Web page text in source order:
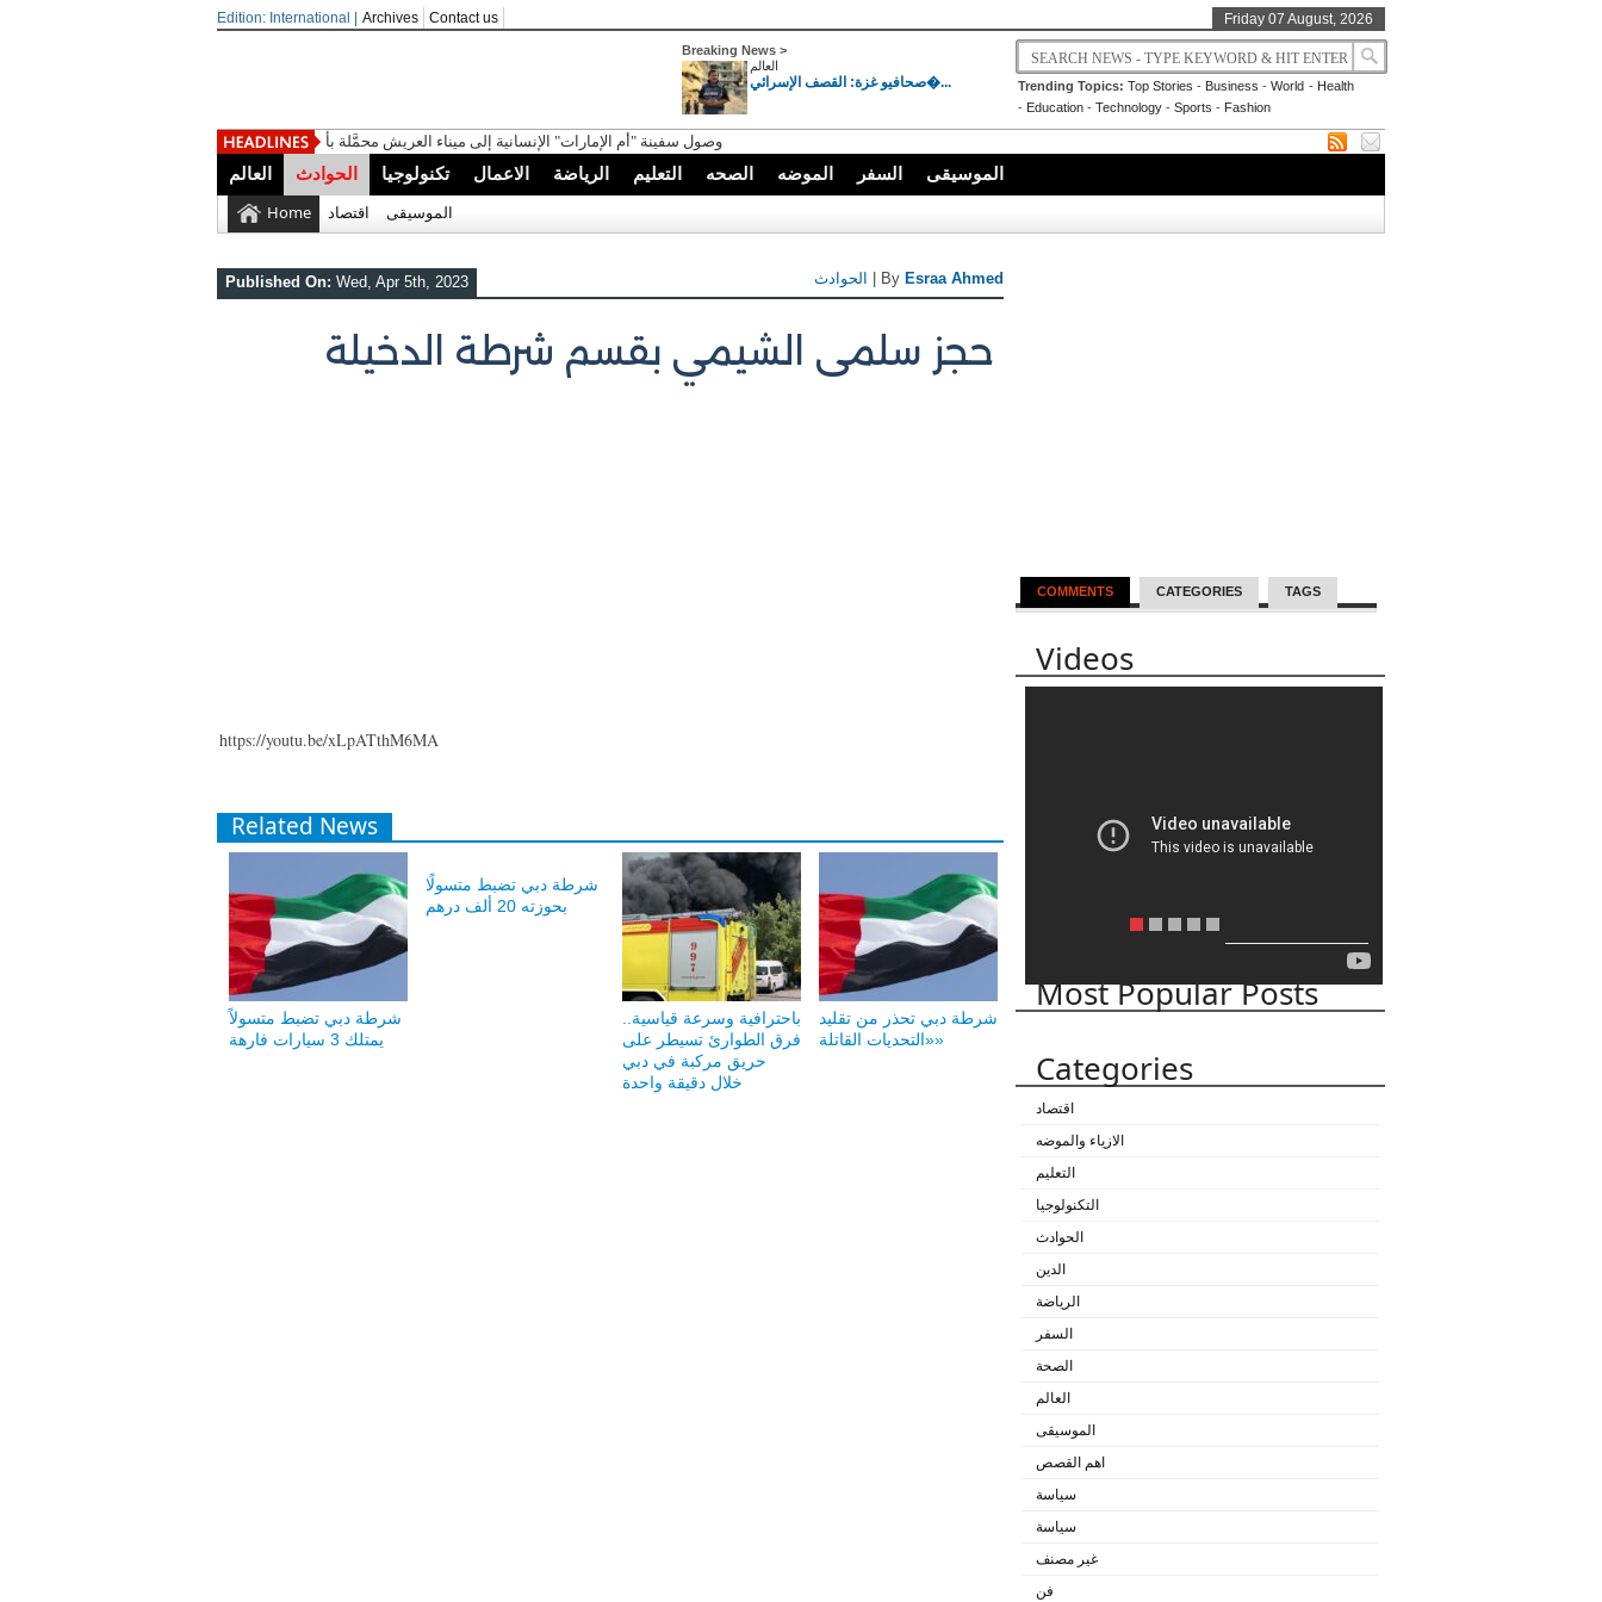
Edition: International | Archives Contact us Friday 07 August, 2026
Breaking News >
العالم
صحافيو غزة: القصف الإسرائي�... Trending Topics: Top Stories - Business -World - Health
- Education - Technology -Sports - Fashion
وصول سفينة "أم الإمارات" الإنسانية إلى ميناء العريش محمَّلة بأكثر من 7300
العالم الحوادث تكنولوجيا الاعمال الرياضة التعليم الصحه الموضه السفر الموسيقى
Home اقتصاد الموسيقى
Published On: Wed, Apr 5th, 2023 الحوادث | By Esraa Ahmed
حجز سلمى الشيمي بقسم شرطة الدخيلة
https://youtu.be/xLpATthM6MA
Related News
شرطة دبي تضبط متسولاً
يمتلك 3 سيارات فارهة
شرطة دبي تضبط متسولًا
بحوزته 20 ألف درهم
باحترافية وسرعة قياسية..
فرق الطوارئ تسيطر على
حريق مركبة في دبي
خلال دقيقة واحدة
شرطة دبي تحذر من تقليد
«التحديات القاتلة»
COMMENTS CATEGORIES TAGS
Videos
Most Popular Posts
Categories
اقتصاد
الازياء والموضه
التعليم
التكنولوجيا
الحوادث
الدين
الرياضة
السفر
الصحة
العالم
الموسيقى
اهم القصص
سياسة
سياسة
غير مصنف
فن